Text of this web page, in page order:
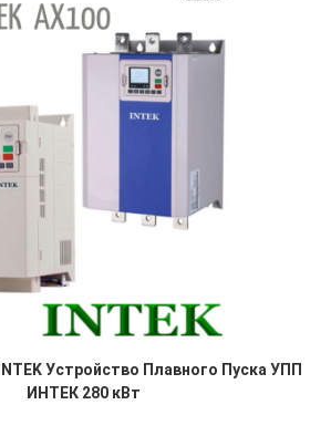
Устройство Плавного Пуска УПП
ИНТЕК 280 кВт